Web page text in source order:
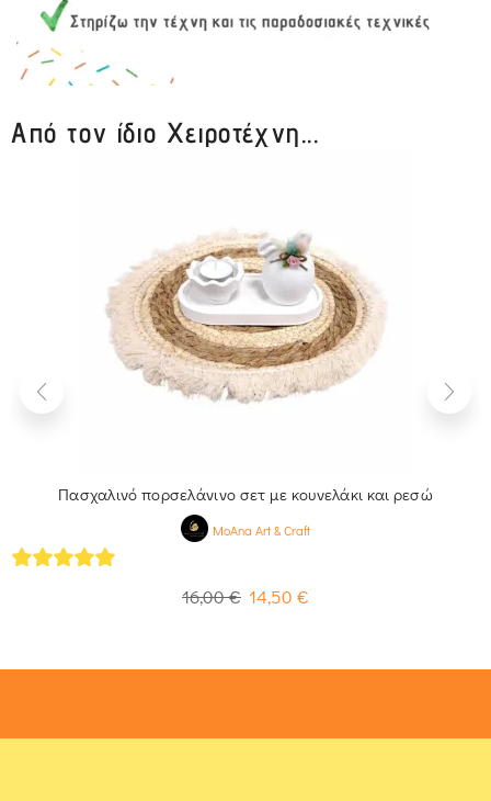
Από τον ίδιο Χειροτέχνη...
Πασχαλινό πορσελάνινο σετ με κουνελάκι και ρεσώ
MoAna Art & Craft
16,00€ 14,50 €